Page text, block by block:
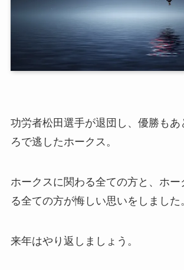
功労者松田選手が退団し、優勝もあ
ろで逃したホークス。
ホークスに関わる全ての方と、ホー
る全ての方が悔しい思いをしました
来年はやり返しましょう。